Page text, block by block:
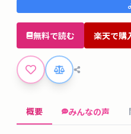
掲
示
板
ツ
ル
無料で読む 楽天で購
概要 みんなの声